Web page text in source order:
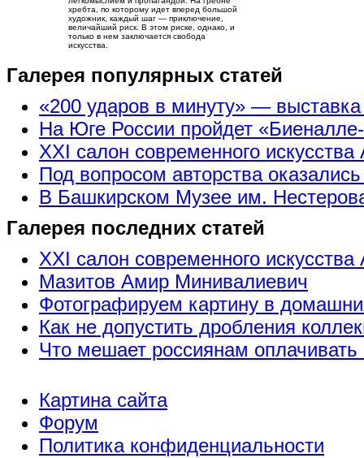
хребта, по которому идет вперед большой
художник, каждый шаг — приключение,
величайший риск. В этом риске, однако, и
только в нем заключается свобода
искусства.
Галерея популярных статей
«200 ударов в минуту» —
На Юге России пройдет
XXI салон современного искусства
Под вопросом авторства
В Башкирском Музее им.
Галерея последних статей
XXI салон современного искусства
Мазитов Амир Минивалиевич
Фотографируем картину в
Как не допустить дробления
Что мешает россиянам
Картина сайта
Форум
Политика конфиденциальности